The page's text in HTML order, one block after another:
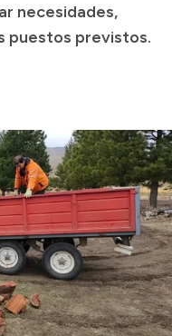
necesidades,
puestos previstos.